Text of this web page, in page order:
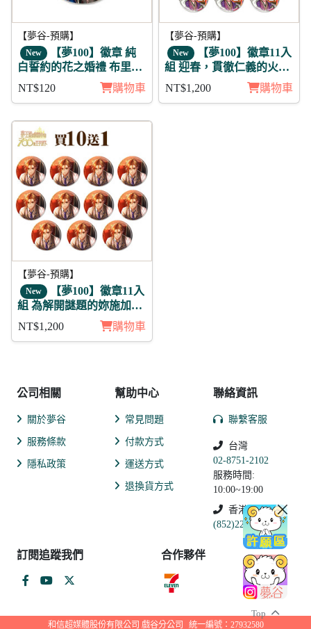
Top
【夢谷-預購】
New 【夢100】徽章 純
白誓約的花之婚禮 布里特
NT$120 購物車
【夢谷-預購】
New 【夢100】徽章11入
組 迎春，貫徹仁義的火之
誓言 薩齊亞 未覺
NT$1,200 購物車
【夢谷-預購】
New 【夢100】徽章11入
組 為解開謎題的妳施加愛
的魔法 布里特芬 日覺
NT$1,200 購物車
公司相關
關於夢谷
服務條款
隱私政策
幫助中心
常見問題
付款方式
運送方式
退換貨方式
聯絡資訊
聯繫客服
台灣
02-8751-2102
服務時間:
10:00~19:00
香港
(852)2250-9311
訂閱追蹤我們 合作夥伴
和信超媒體股份有限公司 戲谷分公司 統一編號：27932580